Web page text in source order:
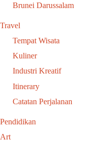
Brunei Darussalam
Travel
Tempat Wisata
Kuliner
Industri Kreatif
Itinerary
Catatan Perjalanan
Pendidikan
Art